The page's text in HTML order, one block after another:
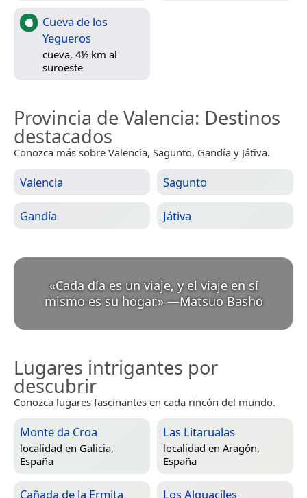
Cueva de los
Yegueros
cueva, 4½ km al
suroeste
Provincia de Valencia: Destinos
destacados
Conozca más sobre Valencia, Sagunto, Gandía y Játiva.
Valencia Sagunto
Gandía Játiva
«Cada día es un viaje, y el viaje en sí
mismo es su hogar.» —Matsuo Bashō
Lugares intrigantes por
descubrir
Conozca lugares fascinantes en cada rincón del mundo.
Monte da Croa
localidad en Galicia,
España
Las Litarualas
localidad en Aragón,
España
Cañada de la Ermita Los Alguaciles